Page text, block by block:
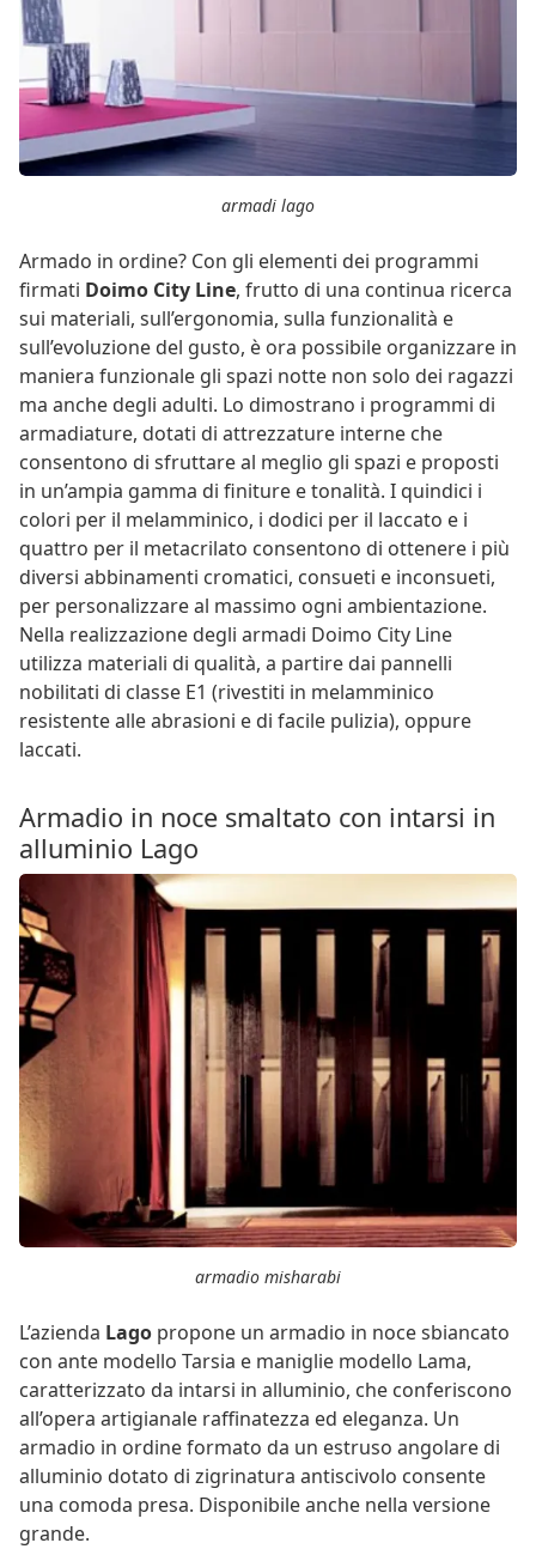
armadi lago
Armado in ordine? Con gli elementi dei programmi
firmati Doimo City Line, frutto di una continua ricerca
sui materiali, sull’ergonomia, sulla funzionalità e
sull’evoluzione del gusto, è ora possibile organizzare in
maniera funzionale gli spazi notte non solo dei ragazzi
ma anche degli adulti. Lo dimostrano i programmi di
armadiature, dotati di attrezzature interne che
consentono di sfruttare al meglio gli spazi e proposti
in un’ampia gamma di finiture e tonalità. I quindici i
colori per il melamminico, i dodici per il laccato e i
quattro per il metacrilato consentono di ottenere i più
diversi abbinamenti cromatici, consueti e inconsueti,
per personalizzare al massimo ogni ambientazione.
Nella realizzazione degli armadi Doimo City Line
utilizza materiali di qualità, a partire dai pannelli
nobilitati di classe E1 (rivestiti in melamminico
resistente alle abrasioni e di facile pulizia), oppure
laccati.
Armadio in noce smaltato con intarsi in
alluminio Lago
armadio misharabi
L’azienda Lago propone un armadio in noce sbiancato
con ante modello Tarsia e maniglie modello Lama,
caratterizzato da intarsi in alluminio, che conferiscono
all’opera artigianale raffinatezza ed eleganza. Un
armadio in ordine formato da un estruso angolare di
alluminio dotato di zigrinatura antiscivolo consente
una comoda presa. Disponibile anche nella versione
grande.